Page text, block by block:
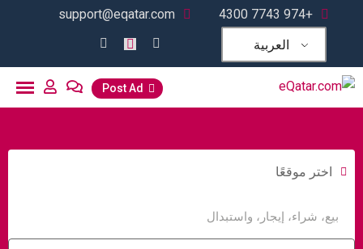
+974 7743 4300
support@eqatar.com
العربية
Post Ad
اختر موقعًا